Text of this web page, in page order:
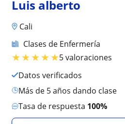
Luis alberto
Cali
Clases de Enfermería
★★★★★5 valoraciones
Datos verificados
más de 5 años dando clase
Tasa de respuesta 100%